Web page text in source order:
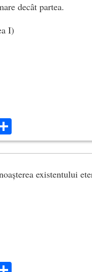
decât partea.
I)
existentului